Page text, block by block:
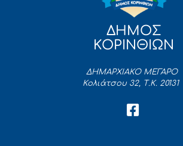
ΔΗΜΟΣ
ΚΟΡΙΝΘΙΩΝ
ΔΗΜΑΡΧΙΑΚΟ ΜΕΓΑΡΟ
Κολιάτσου 32, Τ.Κ. 20131